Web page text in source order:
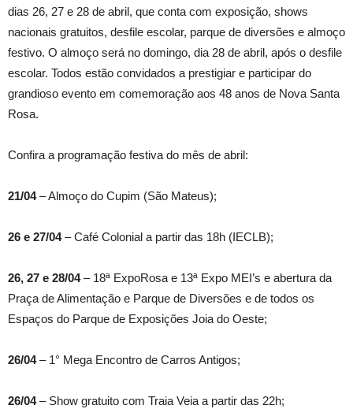
dias 26, 27 e 28 de abril, que conta com exposição, shows
nacionais gratuitos, desfile escolar, parque de diversões e almoço
festivo. O almoço será no domingo, dia 28 de abril, após o desfile
escolar. Todos estão convidados a prestigiar e participar do
grandioso evento em comemoração aos 48 anos de Nova Santa
Rosa.
Confira a programação festiva do mês de abril:
21/04– Almoço do Cupim (São Mateus);
26 e 27/04– Café Colonial a partir das 18h (IECLB);
26, 27 e 28/04– 18ª ExpoRosa e 13ª Expo MEI’s e abertura da
Praça de Alimentação e Parque de Diversões e de todos os
Espaços do Parque de Exposições Joia do Oeste;
26/04– 1° Mega Encontro de Carros Antigos;
26/04– Show gratuito com Traia Veia a partir das 22h;